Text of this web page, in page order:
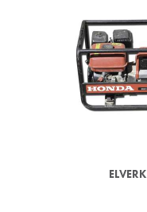
ELVERK